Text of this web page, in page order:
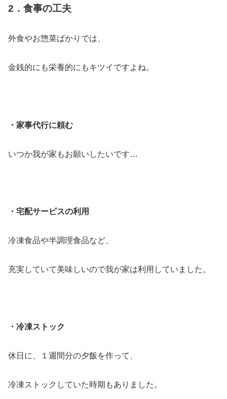
2．食事の工夫
外食やお惣菜ばかりでは、
金銭的にも栄養的にもキツイですよね。
・家事代行に頼む
いつか我が家もお願いしたいです…
・宅配サービスの利用
冷凍食品や半調理食品など、
充実していて美味しいので我が家は利用していました。
・冷凍ストック
休日に、１週間分の夕飯を作って、
冷凍ストックしていた時期もありました。